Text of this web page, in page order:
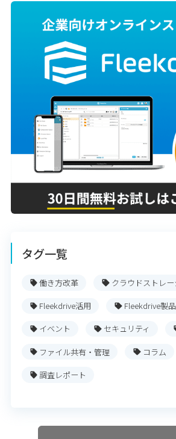
タグ一覧
働き方改革 クラウドストレー
Fleekdrive活用 Fleekdrive製
イベント セキュリティ
ファイル共有・管理 コラム
調査レポート